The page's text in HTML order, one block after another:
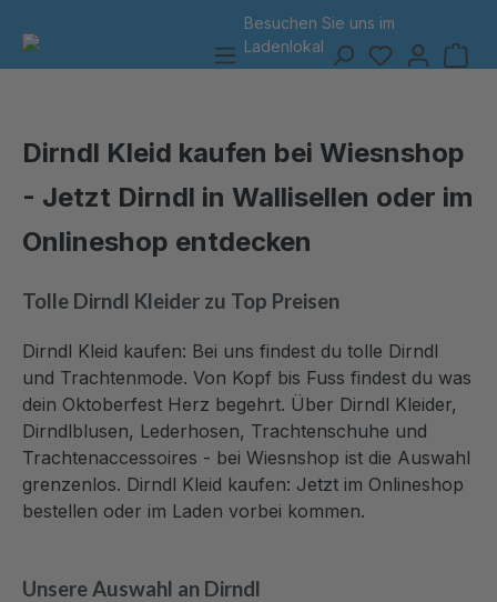
Besuchen Sie uns im
Ladenlokal
Dirndl Kleid kaufen bei Wiesnshop
- Jetzt Dirndl in Wallisellen oder im
Onlineshop entdecken
Tolle Dirndl Kleider zu Top Preisen
Dirndl Kleid kaufen: Bei uns findest du tolle Dirndl
und Trachtenmode. Von Kopf bis Fuss findest du was
dein Oktoberfest Herz begehrt. Über Dirndl Kleider,
Dirndlblusen, Lederhosen, Trachtenschuhe und
Trachtenaccessoires - bei Wiesnshop ist die Auswahl
grenzenlos. Dirndl Kleid kaufen: Jetzt im Onlineshop
bestellen oder im Laden vorbei kommen.
Unsere Auswahl an Dirndl